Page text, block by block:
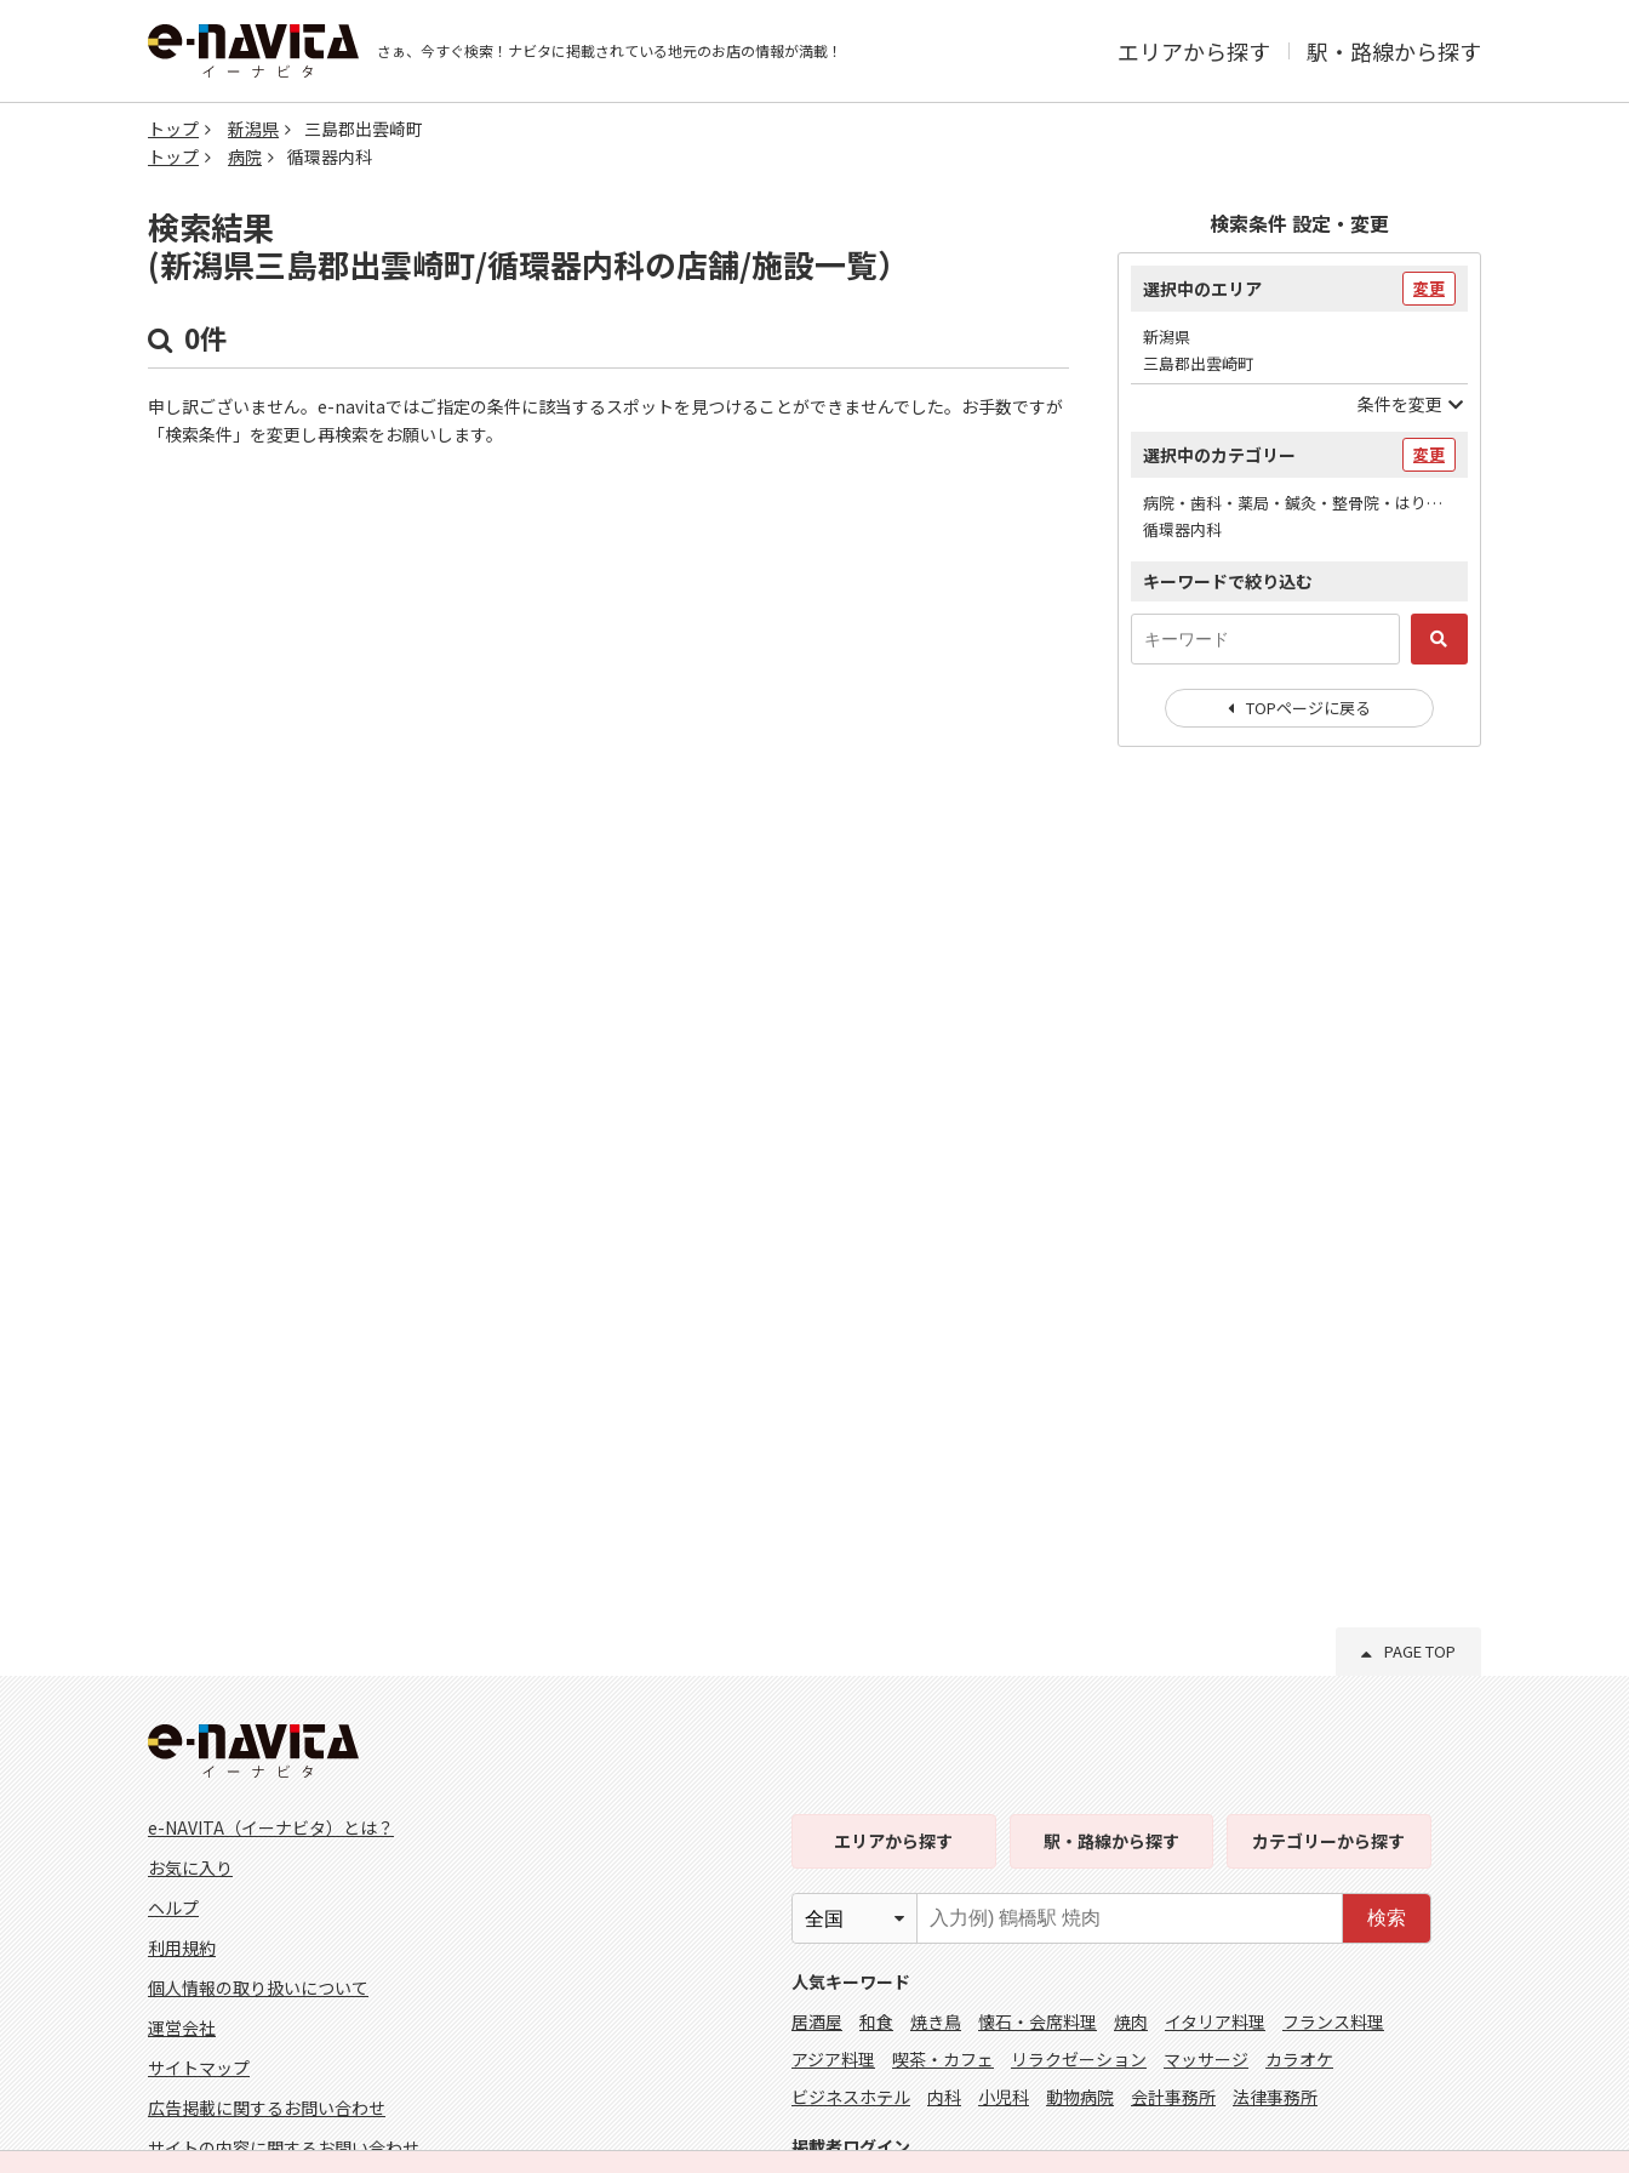
さぁ、今すぐ検索！ ナビタに掲載されている地元のお店の情報が満載！ エリアから探す 駅・路線から探す
トップ 新潟県
三島郡出雲崎町
トップ
病院 循環器内科
検索結果
(新潟県三島郡出雲崎町/循環器内科の店舗/施設一覧）
0件
申し訳ございません。e-navitaではご指定の条件に該当するスポットを見つけることができませんでした。お手数ですが
「検索条件」を変更し再検索をお願いします。
検索条件 設定・変更
選択中のエリア 変更
新潟県
三島郡出雲崎町
条件を変更
選択中のカテゴリー 変更
病院・歯科・薬局・鍼灸・整骨院・はりマッサージ / 病院
循環器内科
キーワードで絞り込む
TOPページに戻る
PAGE TOP
e-NAVITA（イーナビタ）とは？
お気に入り
ヘルプ
利用規約
個人情報の取り扱いについて
運営会社
サイトマップ
広告掲載に関するお問い合わせ
サイトの内容に関するお問い合わせ
エリアから探す 駅・路線から探す カテゴリーから探す
検索
人気キーワード
居酒屋
和食 焼き鳥 懐石・会席料理 焼肉 イタリア料理
フランス料理
アジア料理
喫茶・カフェ リラクゼーション マッサージ
カラオケ
ビジネスホテル
内科 小児科 動物病院 会計事務所 法律事務所
掲載者ログイン